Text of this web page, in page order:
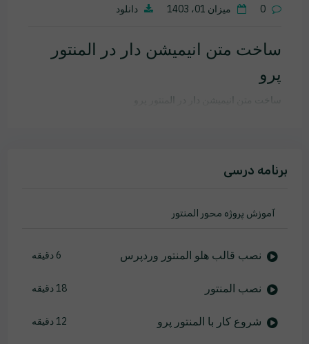
0 میزان 01، 1403 دانلود
ساخت متن انیمیشن دار در المنتور
پرو
ساخت متن انیمیشن دار در المنتور پرو
برنامه درسی
آموزش پروژه محور المنتور
نصب قالب هلو المنتور وردپرس 6 دقیقه
نصب المنتور 18 دقیقه
شروع کار با المنتور پرو 12 دقیقه